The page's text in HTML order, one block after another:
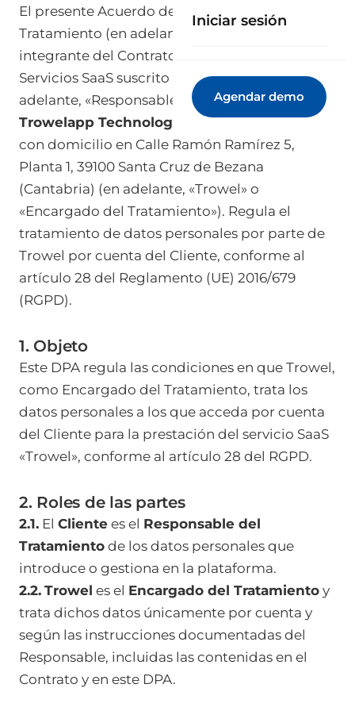
Iniciar sesión
Agendar demo
El presente Acuerdo de Encargo de
Tratamiento (en adelante, «DPA») forma parte
integrante del Contrato de Prestación de
Servicios SaaS suscrito entre el Cliente (en
adelante, «Responsable del Tratamiento») y
Trowelapp Technologies S.L., CIF B72411960,
con domicilio en Calle Ramón Ramírez 5,
Planta 1, 39100 Santa Cruz de Bezana
(Cantabria) (en adelante, «Trowel» o
«Encargado del Tratamiento»). Regula el
tratamiento de datos personales por parte de
Trowel por cuenta del Cliente, conforme al
artículo 28 del Reglamento (UE) 2016/679
(RGPD).
1. Objeto
Este DPA regula las condiciones en que Trowel,
como Encargado del Tratamiento, trata los
datos personales a los que acceda por cuenta
del Cliente para la prestación del servicio SaaS
«Trowel», conforme al artículo 28 del RGPD.
2. Roles de las partes
2.1. El Cliente es el Responsable del
Tratamiento de los datos personales que
introduce o gestiona en la plataforma.
2.2. Trowel es el Encargado del Tratamiento y
trata dichos datos únicamente por cuenta y
según las instrucciones documentadas del
Responsable, incluidas las contenidas en el
Contrato y en este DPA.